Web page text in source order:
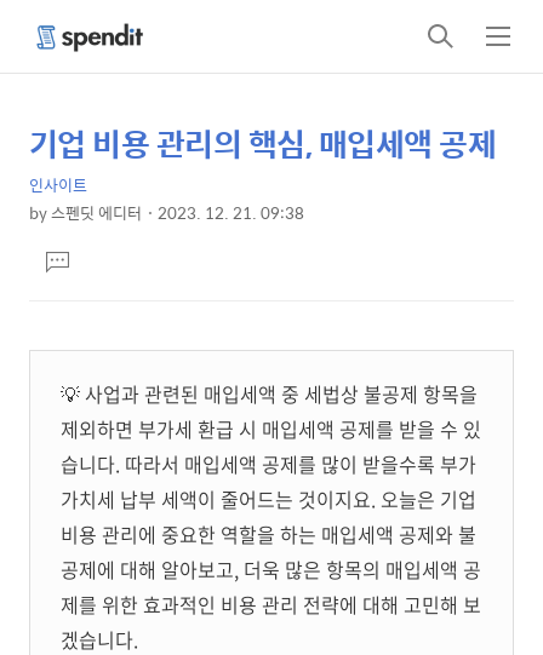
검
색
메
뉴
상
세
컨
텐
츠
본
제
목
기업 비용 관리의 핵심, 매입세액 공제
인사이트
by스펜딧 에디터 2023. 12. 21. 09:38
문댓
글
💡 사업과 관련된 매입세액 중 세법상 불공제 항목을
제외하면 부가세 환급 시 매입세액 공제를 받을 수 있
습니다. 따라서 매입세액 공제를 많이 받을수록 부가
가치세 납부 세액이 줄어드는 것이지요. 오늘은 기업
비용 관리에 중요한 역할을 하는 매입세액 공제와 불
공제에 대해 알아보고, 더욱 많은 항목의 매입세액 공
제를 위한 효과적인 비용 관리 전략에 대해 고민해 보
겠습니다.